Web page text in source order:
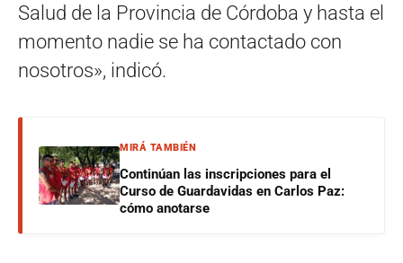
Salud de la Provincia de Córdoba y hasta el
momento nadie se ha contactado con
nosotros», indicó.
MIRÁ TAMBIÉN
Continúan las inscripciones para el
Curso de Guardavidas en Carlos Paz:
cómo anotarse